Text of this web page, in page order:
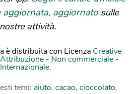
aggiornata, aggiornato sulle
attività.
è distribuita con Licenza Creative
- Non commerciale -
.
temi: aiuto, cacao, cioccolato,